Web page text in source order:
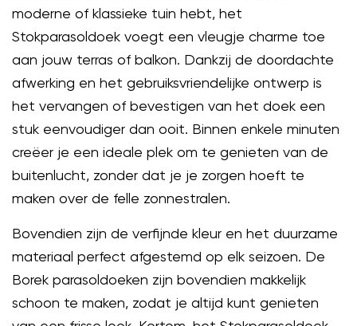
moderne of klassieke tuin hebt, het
Stokparasoldoek voegt een vleugje charme toe
aan jouw terras of balkon. Dankzij de doordachte
afwerking en het gebruiksvriendelijke ontwerp is
het vervangen of bevestigen van het doek een
stuk eenvoudiger dan ooit. Binnen enkele minuten
creëer je een ideale plek om te genieten van de
buitenlucht, zonder dat je je zorgen hoeft te
maken over de felle zonnestralen.
Bovendien zijn de verfijnde kleur en het duurzame
materiaal perfect afgestemd op elk seizoen. De
Borek parasoldoeken zijn bovendien makkelijk
schoon te maken, zodat je altijd kunt genieten